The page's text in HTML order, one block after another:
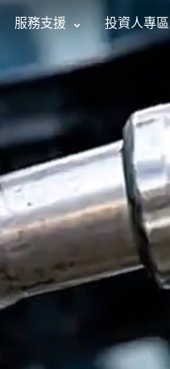
服務支援 投資人專區